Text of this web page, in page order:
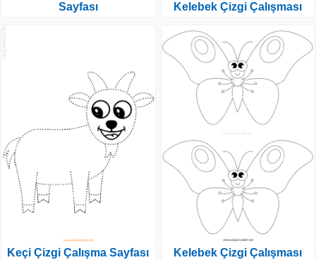
Sayfası
Keçi Çizgi Çalışma Sayfası
Kelebek Çizgi Çalışması
Kelebek Çizgi Çalışması